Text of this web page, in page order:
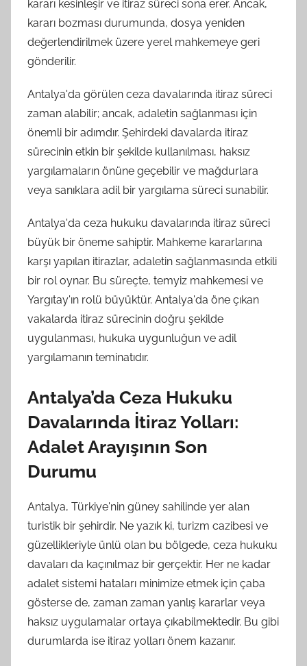
kararı kesinleşir ve itiraz süreci sona erer. Ancak,
kararı bozması durumunda, dosya yeniden
değerlendirilmek üzere yerel mahkemeye geri
gönderilir.
Antalya'da görülen ceza davalarında itiraz süreci
zaman alabilir; ancak, adaletin sağlanması için
önemli bir adımdır. Şehirdeki davalarda itiraz
sürecinin etkin bir şekilde kullanılması, haksız
yargılamaların önüne geçebilir ve mağdurlara
veya sanıklara adil bir yargılama süreci sunabilir.
Antalya'da ceza hukuku davalarında itiraz süreci
büyük bir öneme sahiptir. Mahkeme kararlarına
karşı yapılan itirazlar, adaletin sağlanmasında etkili
bir rol oynar. Bu süreçte, temyiz mahkemesi ve
Yargıtay'ın rolü büyüktür. Antalya'da öne çıkan
vakalarda itiraz sürecinin doğru şekilde
uygulanması, hukuka uygunluğun ve adil
yargılamanın teminatıdır.
Antalya’da Ceza Hukuku
Davalarında İtiraz Yolları:
Adalet Arayışının Son
Durumu
Antalya, Türkiye'nin güney sahilinde yer alan
turistik bir şehirdir. Ne yazık ki, turizm cazibesi ve
güzellikleriyle ünlü olan bu bölgede, ceza hukuku
davaları da kaçınılmaz bir gerçektir. Her ne kadar
adalet sistemi hataları minimize etmek için çaba
gösterse de, zaman zaman yanlış kararlar veya
haksız uygulamalar ortaya çıkabilmektedir. Bu gibi
durumlarda ise itiraz yolları önem kazanır.